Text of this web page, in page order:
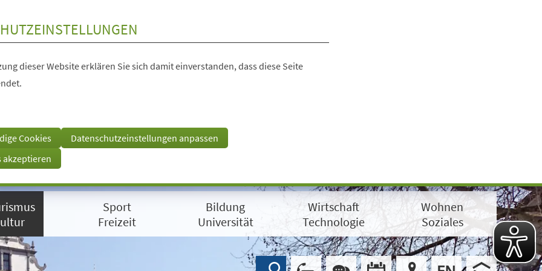
dieser Website erklären Sie sich damit einverstanden, dass diese Seite
Cookies
Datenschutzeinstellungen anpassen
akzeptieren
Sport
Freizeit
Bildung
Universität
Wirtschaft
Technologie
Wohnen
Soziales